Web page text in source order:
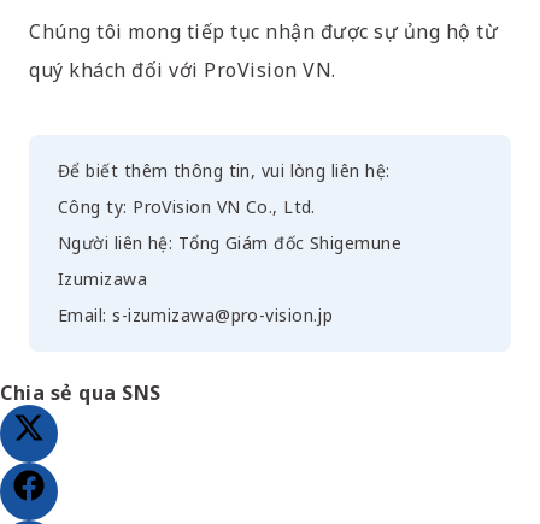
Chúng tôi mong tiếp tục nhận được sự ủng hộ từ
quý khách đối với ProVision VN.
Để biết thêm thông tin, vui lòng liên hệ:
Công ty: ProVision VN Co., Ltd.
Người liên hệ: Tổng Giám đốc Shigemune
Izumizawa
Email: s-izumizawa@pro-vision.jp
Chia sẻ qua SNS